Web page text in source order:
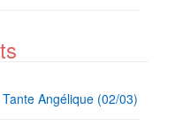
Angélique (02/03)